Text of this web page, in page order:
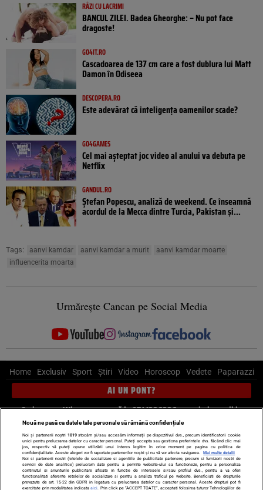
RÂZI CU LACRIMI
BANCUL ZILEI. Badea Gheorghe: – Nu pot face
dragoste!
GO4IT.RO
Cascadoarea de 137 cm care a fost dublura lui Matt
Damon în Odiseea
DESCOPERA.RO
Este adevărat că inteligența oamenilor scade?
GO4GAMES
Cel mai așteptat joc video al anului va debuta pe
Netflix
GANDUL.RO
Ștefan Popescu, analiză de weekend. Ce înseamnă
acordul de la Mecca dintre Turcia, Pakistan şi...
Tags: aanvi kamdar aanvi kamdar a murit
aanvi kamdar moarte
influencerita moarta
Urmărește Cancan pe Social Media
Home Exclusiv Sport Știri Video Horoscop Vedete Paparazzi
AI UN PONT?
Scrie-ne pe Whatsapp, sună la 0741226226 sau trimite mail la
pont@cancan.ro
Știri interne Știri externe
Politică
Ultimele stiri
Diete Insula Iubirii Dictionar de vise
LIFE STYLE
Horoscop
Nouă ne pasă ca datele tale personale să rămână confidențiale
Noi și partenerii noștri 1019stocăm și/sau accesăm informații pe dispozitivul dvs., precum identificatorii cookie
unici pentru prelucrarea datelor cu caracter personal. Puteți accepta sau gestiona preferințele dvs. făcând clic mai
jos, respectiv vă puteți opune utilizării unui interes legitim în orice moment pe pagina cu politica de
confidențialitate. Aceste alegeri vor fi raportate partenerilor noștri și nu vă vor afecta navigarea.
Mai multe detalii
Noi si partenerii nostri (retelele de socializare si agentiile de publicitate partenere, precum si furnizorii nostri de
servicii de date analitice) prelucram date pentru a permite website-ului sa functioneze, pentru a personaliza
continutul si anunturile publicitare afisate in functie de interesele si/sau profilul dvs., pentru a va oferi
functionalitati aferente retelelor de socializare si pentru a analiza traficul pe website. Beneficiati de drepturile
prevazute de art. 15-22 din GDPR in legatura cu prelucrarea datelor cu caracter personal. Aceste drepturi pot fi
exercitate prin modalitatea indicataaici . Prin click pe “ACCEPT TOATE”, acceptati folosirea tuturor Tehnologiilor de